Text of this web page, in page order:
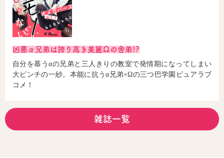
凶悪α兄弟は誇り高き美麗Ωの舎弟!?
自分を慕うαの兄弟と三人きりの教室で発情期になってしまい
大ピンチの一紗。本能に抗うα兄弟×Ωの三つ巴学園ピュアラブ
コメ！
雑誌一覧